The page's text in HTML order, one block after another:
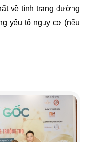
về tình trạng đường
yếu tố nguy cơ (nếu